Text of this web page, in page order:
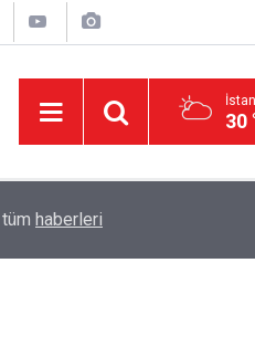
30
Verildi: İşte MEB’in En Çok
haberleri